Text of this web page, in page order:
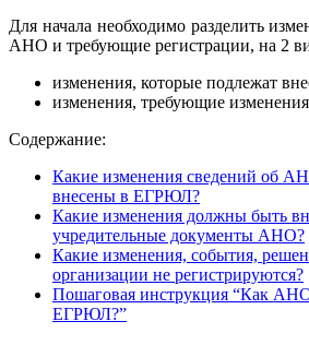
Для начала необходимо разделить
АНО и требующие регистрации, на 2
изменения, которые подлежат
изменения, требующие
Содержание:
Какие изменения сведений об
внесены в ЕГРЮЛ?
Какие изменения должны быть
учредительные документы АНО?
Какие изменения, события,
организации не регистрируются?
Пошаговая инструкция “Как
ЕГРЮЛ?”